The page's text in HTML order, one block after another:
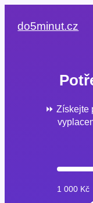
do5minut.cz
⏩ Získejte
1 000 Kč